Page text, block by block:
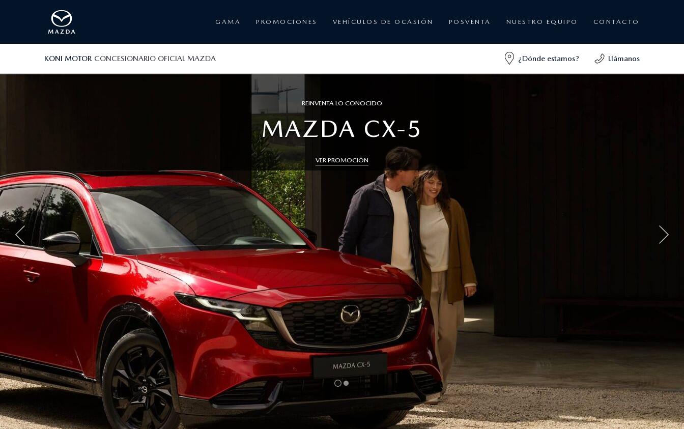
GAMA PROMOCIONES VEHÍCULOS DE OCASIÓN POSVENTA NUESTRO EQUIPO CONTACTO
KONI MOTOR CONCESIONARIO OFICIAL MAZDA ¿Dónde estamos? Llámanos
CONDUCCIÓN ELÉCTRICA, ARTE EN MOVIMIENTO
NUEVO MAZDA CX-6E
VER PROMOCIÓN